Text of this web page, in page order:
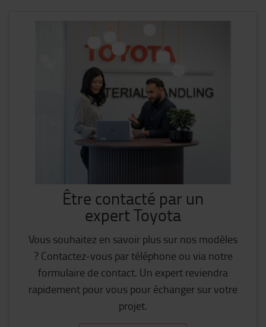
Être contacté par un
expert Toyota
Vous souhaitez en savoir plus sur nos modèles
? Contactez-vous par téléphone ou via notre
formulaire de contact. Un expert reviendra
rapidement pour vous pour échanger sur votre
projet.